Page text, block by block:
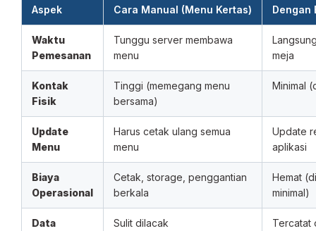
Aspek Cara Manual (Menu Kertas) Dengan
Waktu
Pemesanan
Tunggu server membawa
menu
meja
Kontak
Fisik
Tinggi (memegang menu
bersama)
Minimal
Update
Menu
Harus cetak ulang semua
menu
Update
aplikasi
Biaya
Operasional
Cetak, storage, penggantian
berkala
Hemat
minimal)
Data
Sulit dilacak
Tercatat